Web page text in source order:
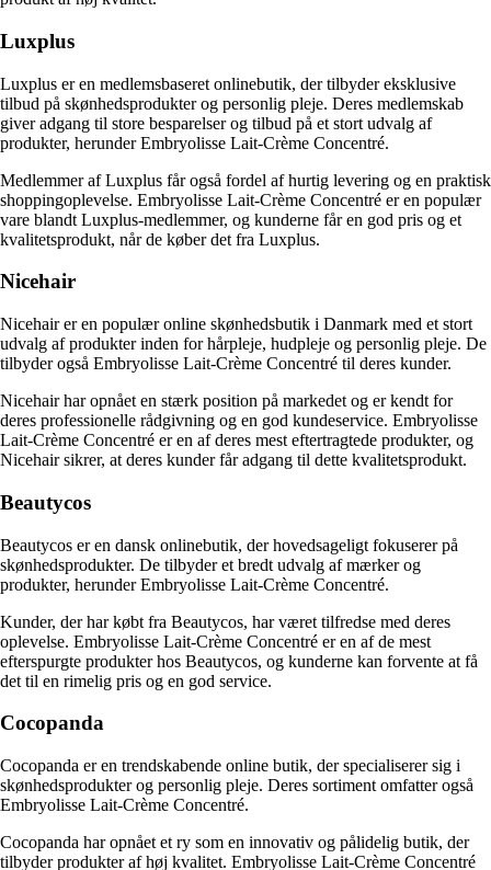
Luxplus
Luxplus er en medlemsbaseret onlinebutik, der tilbyder eksklusive
tilbud på skønhedsprodukter og personlig pleje. Deres medlemskab
giver adgang til store besparelser og tilbud på et stort udvalg af
produkter, herunder Embryolisse Lait-Crème Concentré.
Medlemmer af Luxplus får også fordel af hurtig levering og en praktisk
shoppingoplevelse. Embryolisse Lait-Crème Concentré er en populær
vare blandt Luxplus-medlemmer, og kunderne får en god pris og et
kvalitetsprodukt, når de køber det fra Luxplus.
Nicehair
Nicehair er en populær online skønhedsbutik i Danmark med et stort
udvalg af produkter inden for hårpleje, hudpleje og personlig pleje. De
tilbyder også Embryolisse Lait-Crème Concentré til deres kunder.
Nicehair har opnået en stærk position på markedet og er kendt for
deres professionelle rådgivning og en god kundeservice. Embryolisse
Lait-Crème Concentré er en af deres mest eftertragtede produkter, og
Nicehair sikrer, at deres kunder får adgang til dette kvalitetsprodukt.
Beautycos
Beautycos er en dansk onlinebutik, der hovedsageligt fokuserer på
skønhedsprodukter. De tilbyder et bredt udvalg af mærker og
produkter, herunder Embryolisse Lait-Crème Concentré.
Kunder, der har købt fra Beautycos, har været tilfredse med deres
oplevelse. Embryolisse Lait-Crème Concentré er en af de mest
efterspurgte produkter hos Beautycos, og kunderne kan forvente at få
det til en rimelig pris og en god service.
Cocopanda
Cocopanda er en trendskabende online butik, der specialiserer sig i
skønhedsprodukter og personlig pleje. Deres sortiment omfatter også
Embryolisse Lait-Crème Concentré.
Cocopanda har opnået et ry som en innovativ og pålidelig butik, der
tilbyder produkter af høj kvalitet. Embryolisse Lait-Crème Concentré